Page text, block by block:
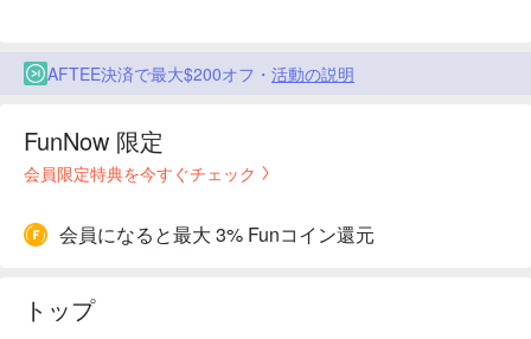
AFTEE決済で最大$200オフ・ 活動の説明
FunNow 限定
会員限定特典を今すぐチェック
会員になると最大 3% Funコイン還元
トップ